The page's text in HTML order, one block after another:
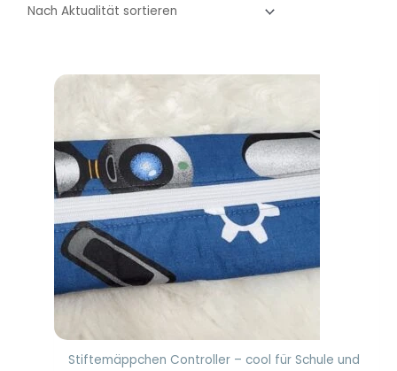
sortiert
Stiftemäppchen Controller – cool für Schule und